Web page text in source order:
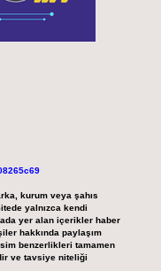
kurum veya şahıs
yalnızca kendi
yer alan içerikler haber
hakkında paylaşım
benzerlikleri tamamen
ve tavsiye niteliği